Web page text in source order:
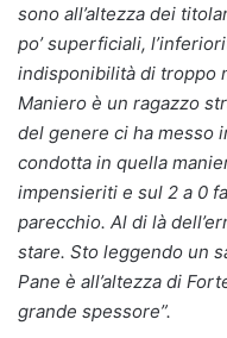
sono all’altezza dei
po’ superficiali,
indisponibilità di troppo
Maniero è un ragazzo
del genere ci ha messo
condotta in quella
impensieriti e sul 2 a 0
parecchio. Al di là
stare. Sto leggendo un
Pane è all’altezza di
grande spessore”.